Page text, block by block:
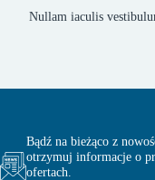
Nullam iaculis
Bądź na bieżąco z
otrzymuj informacje o
ofertach.